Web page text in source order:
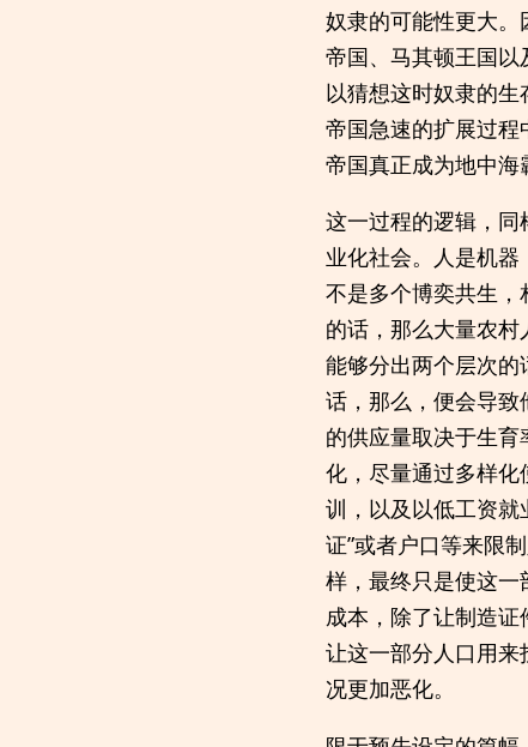
奴隶的可能性更大
帝国、马其顿王国
以猜想这时奴隶的
帝国急速的扩展过
帝国真正成为地中海
这一过程的逻辑，
业化社会。人是机
不是多个博奕共生
的话，那么大量农
能够分出两个层次
话，那么，便会导
的供应量取决于生
化，尽量通过多样
训，以及以低工资就
证”或者户口等来限
样，最终只是使这
成本，除了让制造
让这一部分人口用
况更加恶化。